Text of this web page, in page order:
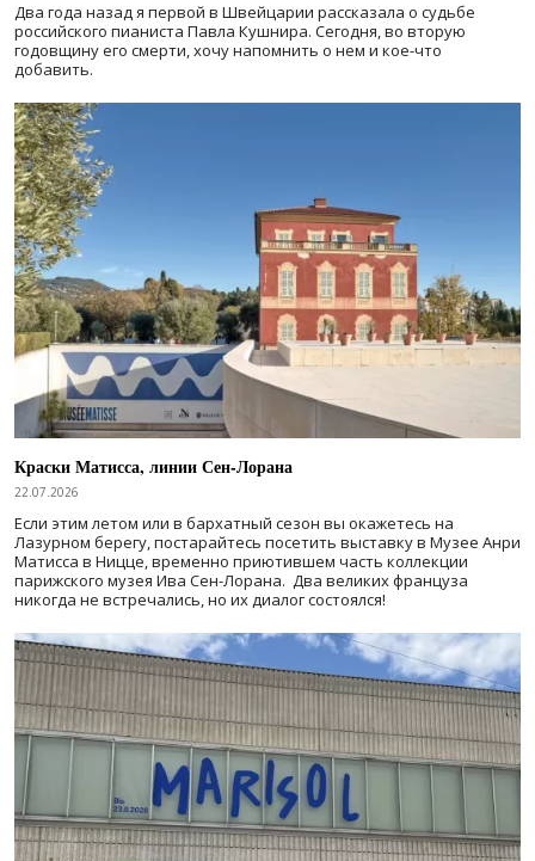
Два года назад я первой в Швейцарии рассказала о судьбе
российского пианиста Павла Кушнира. Сегодня, во вторую
годовщину его смерти, хочу напомнить о нем и кое-что
добавить.
Краски Матисса, линии Сен-Лорана
22.07.2026
Если этим летом или в бархатный сезон вы окажетесь на
Лазурном берегу, постарайтесь посетить выставку в Музее Анри
Матисса в Ницце, временно приютившем часть коллекции
парижского музея Ива Сен-Лорана. Два великих француза
никогда не встречались, но их диалог состоялся!